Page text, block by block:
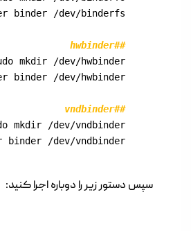
##hwbinder
##vndbinder
binder /dev/vndbinder
سپس دستور زیر را دوباره اجرا کنید: